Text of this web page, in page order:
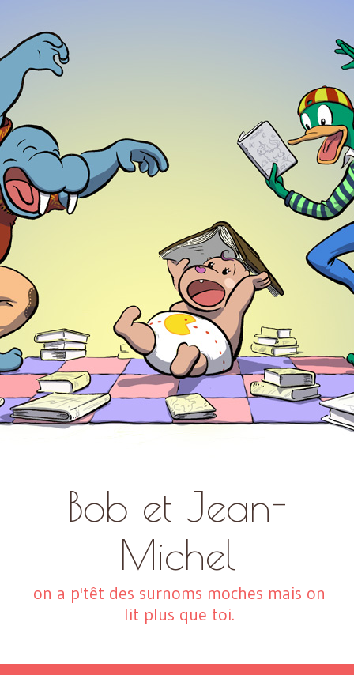
Bob et Jean-
Michel
on a p'têt des surnoms moches mais on
lit plus que toi.